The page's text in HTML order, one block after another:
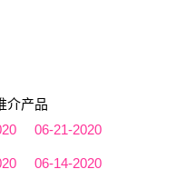
介产品
06-21-2020
06-14-2020